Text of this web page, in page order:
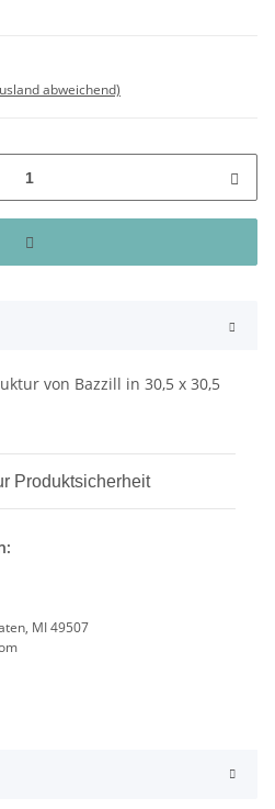
abweichend)
von Bazzill in 30,5 x 30,5
Produktsicherheit
MI 49507